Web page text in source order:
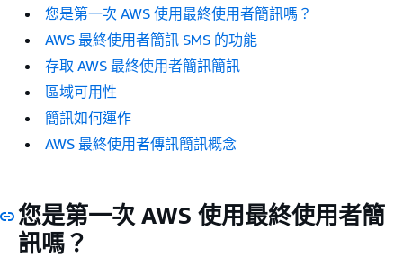
您是第一次 AWS 使用最終使用者簡訊嗎？
AWS 最終使用者簡訊 SMS 的功能
存取 AWS 最終使用者簡訊簡訊
區域可用性
簡訊如何運作
AWS 最終使用者傳訊簡訊概念
您是第一次 AWS 使用最終使用者簡
訊嗎？